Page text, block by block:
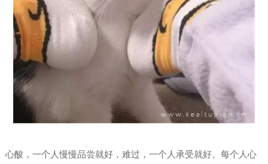
心酸，一个人慢慢品尝就好，难过，一个人承受就好。每个人心